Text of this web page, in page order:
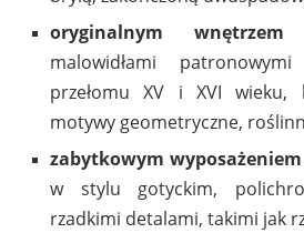
oryginalnym wnętrzem
malowidłami
przełomu XV i XVI wieku,
motywy geometryczne,
zabytkowym wyposażeniem
w stylu gotyckim,
rzadkimi detalami, takimi jak